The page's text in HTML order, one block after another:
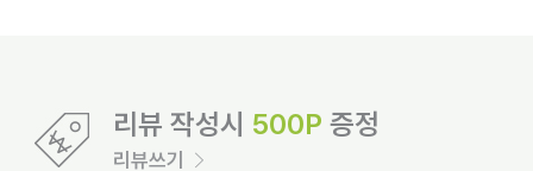
리뷰 작성시 500P 증정
리뷰쓰기